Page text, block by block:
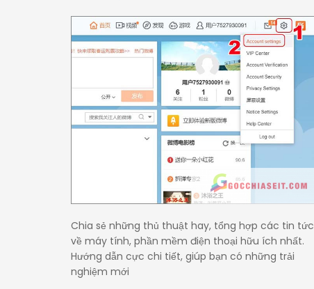
Chia sẻ những thủ thuật hay, tổng hợp các tin tức
về máy tính, phần mềm điện thoại hữu ích nhất.
Hướng dẫn cực chi tiết, giúp bạn có những trải
nghiệm mới